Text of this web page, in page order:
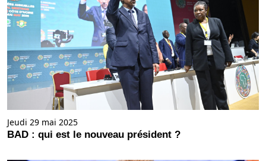
Jeudi 29 mai 2025
BAD : qui est le nouveau président ?